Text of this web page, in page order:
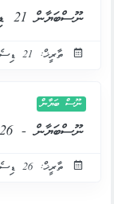
ނޫސްބަޔާން 21 ޑިސެންބަރު 2016
ތާރީޚް: 21 ޑިސެމްބަރ 2016
ނޫސް ބަޔާން
ނޫސްބަޔާން - 26 ޑިސެންބަރު 2015
ތާރީޚް: 26 ޑިސެމްބަރ 2015